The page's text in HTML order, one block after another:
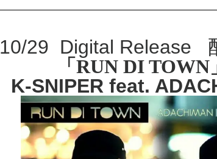
10/29 Digital Release
「RUN DI TOWN
K-SNIPER feat.